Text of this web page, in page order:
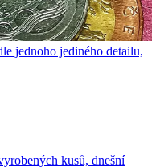
jednoho jediného detailu,
kusů, dnešní